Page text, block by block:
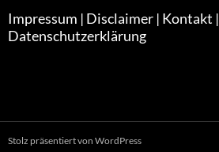
Impressum | Disclaimer | Kontakt |
Datenschutzerklärung
Stolz präsentiert von WordPress